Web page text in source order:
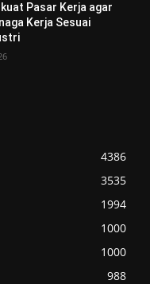
Pasar Kerja agar
Kerja Sesuai
4386
3535
1994
1000
1000
988